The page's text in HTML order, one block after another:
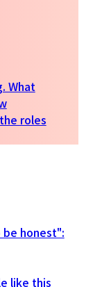
What
roles
be honest":
like this